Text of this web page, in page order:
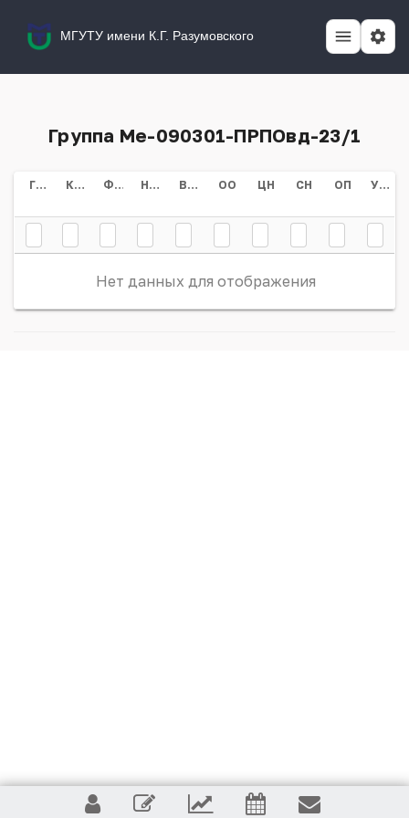
МГУТУ имени К.Г. Разумовского
Группа Ме-090301-ПРПОвд-23/1
Группа Курс Форма Обучения Направление/специальность Всего ОО ЦН СН ОП Учебный План
Нет данных для отображения